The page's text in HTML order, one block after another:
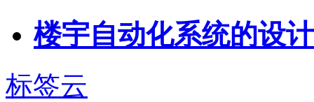
楼宇自动化系统的设
标签云